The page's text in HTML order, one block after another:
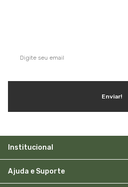
Enviar!
Institucional
Ajuda e Suporte